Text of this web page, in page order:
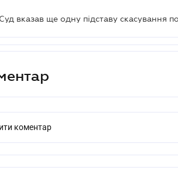
коментар